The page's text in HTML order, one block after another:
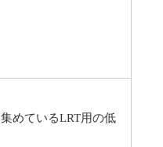
めているLRT用の低